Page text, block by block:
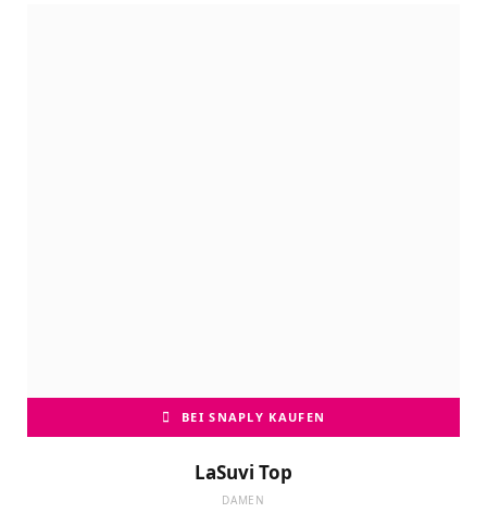
BEI SNAPLY KAUFEN
LaSuvi Top
DAMEN